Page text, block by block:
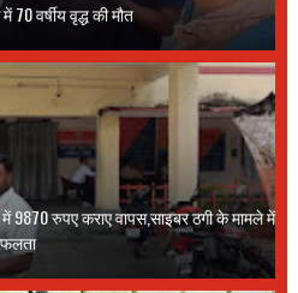
वर्षीय वृद्ध की मौत
9870 रुपए कराए वापस,साइबर ठगी के मामले में